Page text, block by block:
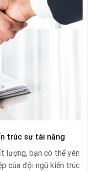
trúc sư tài năng
lượng, bạn có thể yên
của đội ngũ kiến trúc